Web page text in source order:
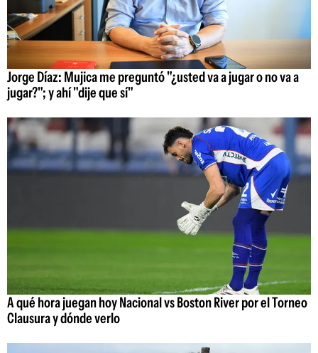
Jorge Díaz: Mujica me preguntó "¿usted va a jugar o no va a
jugar?"; y ahí "dije que sí"
A qué hora juegan hoy Nacional vs Boston River por el Torneo
Clausura y dónde verlo